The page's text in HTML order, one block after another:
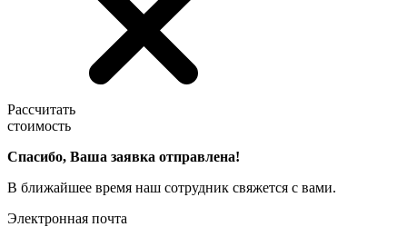
Рассчитать
стоимость
Спасибо, Ваша заявка отправлена!
В ближайшее время наш сотрудник свяжется с вами.
Электронная почта